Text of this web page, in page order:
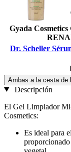
Gyada
Dr. Scheller
Ambas a la cesta de
Descripción
El Gel Limpiador
Cosmetics:
Es ideal para